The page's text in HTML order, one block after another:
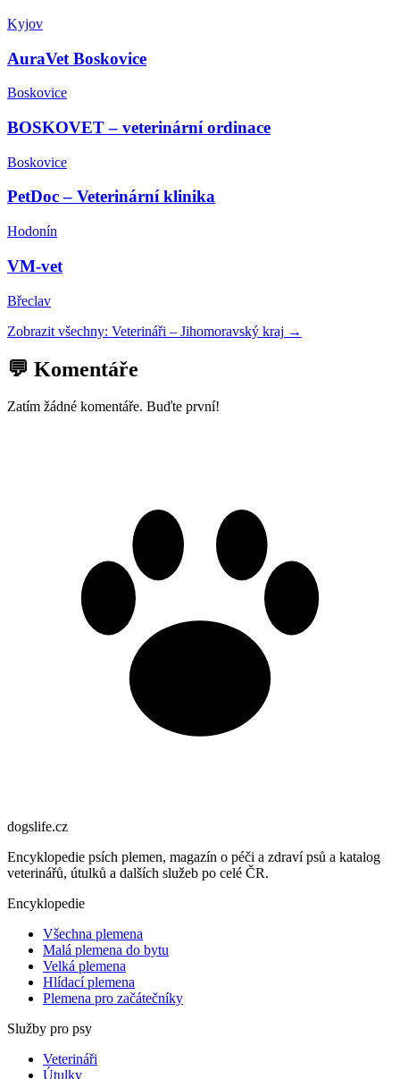
Kyjov
AuraVet Boskovice
Boskovice
BOSKOVET – veterinární ordinace
Boskovice
PetDoc – Veterinární klinika
Hodonín
VM-vet
Břeclav
Zobrazit všechny: Veterináři – Jihomoravský kraj →
💬 Komentáře
Zatím žádné komentáře. Buďte první!
dogslife.cz
Encyklopedie psích plemen, magazín o péči a zdraví psů a katalog
veterinářů, útulků a dalších služeb po celé ČR.
Encyklopedie
Všechna plemena
Malá plemena do bytu
Velká plemena
Hlídací plemena
Plemena pro začátečníky
Služby pro psy
Veterináři
Útulky